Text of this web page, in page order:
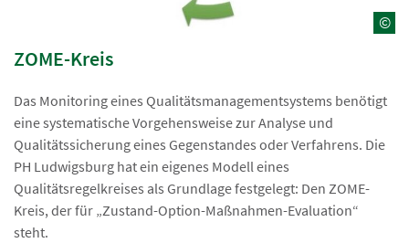
©
ZOME-Kreis
Das Monitoring eines Qualitätsmanagementsystems benötigt
eine systematische Vorgehensweise zur Analyse und
Qualitätssicherung eines Gegenstandes oder Verfahrens. Die
PH Ludwigsburg hat ein eigenes Modell eines
Qualitätsregelkreises als Grundlage festgelegt: Den ZOME-
Kreis, der für „Zustand-Option-Maßnahmen-Evaluation“
steht.